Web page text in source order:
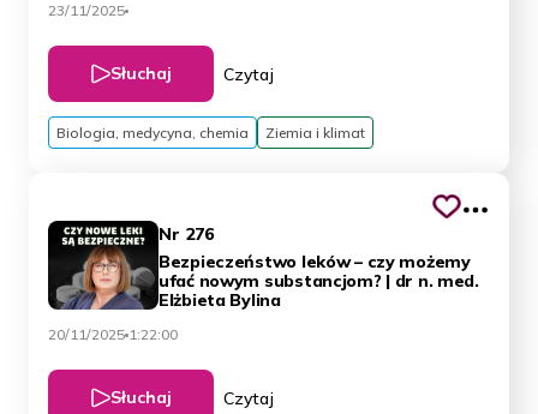
23/11/2025
Słuchaj Czytaj
Biologia, medycyna, chemia Ziemia i klimat
Nr 276
Bezpieczeństwo leków – czy możemy
ufać nowym substancjom? | dr n. med.
Elżbieta Bylina
20/11/2025 1:22:00
Słuchaj Czytaj